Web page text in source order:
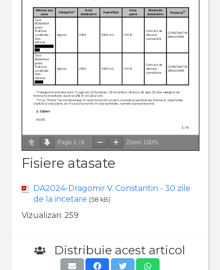
Page 1 / 6 Zoom 100%
Fisiere atasate
DA2024-Dragomir V. Constantin - 30 zile
de la incetare (58 kB)
Vizualizari: 259
Distribuie acest articol